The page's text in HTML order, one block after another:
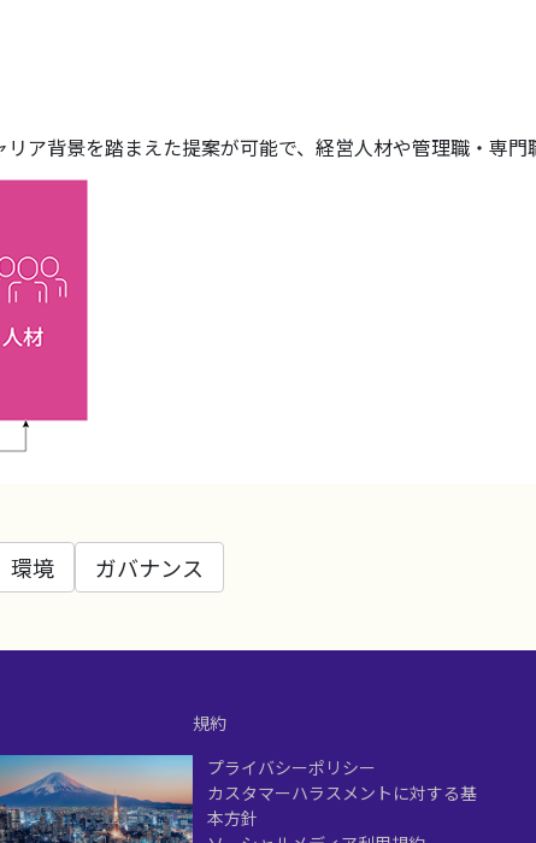
ア背景を踏まえた提案が可能で、経営人材や管理職・専
環境 ガバナンス
規約
プライバシーポリシー
カスタマーハラスメントに対する基
本方針